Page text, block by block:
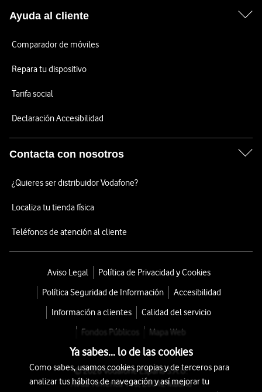
Ayuda al cliente
Comparador de móviles
Repara tu dispositivo
Tarifa social
Declaración Accesibilidad
Contacta con nosotros
¿Quieres ser distribuidor Vodafone?
Localiza tu tienda física
Teléfonos de atención al cliente
Aviso Legal
Política de Privacidad y Cookies
Política Seguridad de Información
Accesibilidad
Información a clientes
Calidad del servicio
Fondos Públicos
Mapa Web
© 2026 Vodafone España S.A.U.
Avda. América 115, 28042 Madrid
Ya sabes... lo de las cookies
Como sabes, usamos cookies propias y de terceros para
analizar tus hábitos de navegación y así mejorar tu